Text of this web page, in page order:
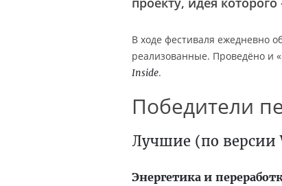
В ходе фестиваля ежедневно
реализованные. Проведёно и
Inside.
Победители
Лучшие (по версии
Энергетика и